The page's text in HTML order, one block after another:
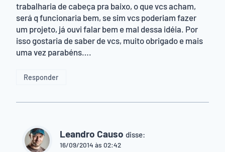
trabalharia de cabeça pra baixo, o que vcs acham,
será q funcionaria bem, se sim vcs poderiam fazer
um projeto, já ouvi falar bem e mal dessa idéia. Por
isso gostaria de saber de vcs, muito obrigado e mais
uma vez parabéns….
Responder
Leandro Causo disse:
16/09/2014 às 02:42